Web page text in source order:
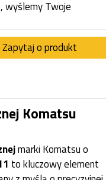
wyślemy Twoje
Zapytaj o produkt
Komatsu
marki Komatsu o
to kluczowy element